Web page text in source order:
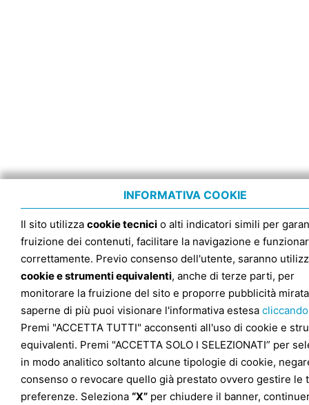
INFORMATIVA COOKIE
Il sito utilizza cookie tecnici o alti indicatori simili per
fruizione dei contenuti, facilitare la navigazione e
correttamente. Previo consenso dell'utente, saranno
cookie e strumenti equivalenti, anche di terze parti, per
monitorare la fruizione del sito e proporre pubblicità
saperne di più puoi visionare l'informativa estesa
Premi "ACCETTA TUTTI" acconsenti all'uso di cookie e
equivalenti. Premi "ACCETTA SOLO I SELEZIONATI” per
in modo analitico soltanto alcune tipologie di cookie,
consenso o revocare quello già prestato ovvero gestire le
preferenze. Seleziona “X” per chiudere il banner,